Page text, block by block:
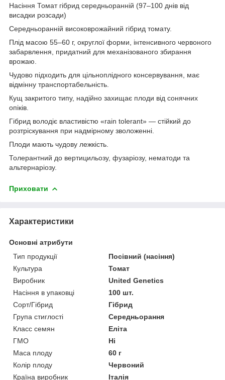
Насіння Томат гібрид середньоранній (97–100 днів від
висадки розсади)
Середньоранній високоврожайний гібрид томату.
Плід масою 55–60 г, округлої форми, інтенсивного червоного
забарвлення, придатний для механізованого збирання
врожаю.
Чудово підходить для цільноплідного консервування, має
відмінну транспортабельність.
Кущ закритого типу, надійно захищає плоди від сонячних
опіків.
Гібрид володіє властивістю «rain tolerant» — стійкий до
розтріскування при надмірному зволоженні.
Плоди мають чудову лежкість.
Толерантний до вертицильозу, фузаріозу, нематоди та
альтернаріозу.
Приховати
Характеристики
Основні атрибути
Тип продукції
Посівний (насіння)
Культура
Томат
Виробник
United Genetics
Насіння в упаковці
100 шт.
Сорт/Гібрид
Гібрид
Група стиглості
Середньорання
Класс семян
Еліта
ГМО
Ні
Маса плоду
60 г
Колір плоду
Червоний
Країна виробник
Італія